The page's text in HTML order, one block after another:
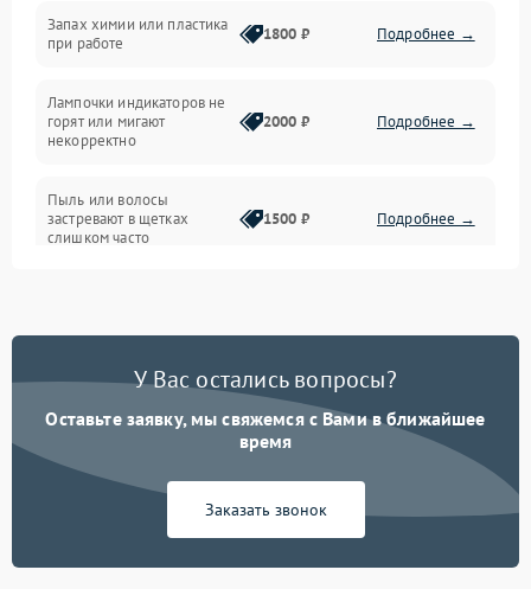
Батарея
Программные сбои
Запах химии или пластика
при работе
1800 ₽ Подробнее →
Лампочки индикаторов не
горят или мигают
некорректно
2000 ₽ Подробнее →
Пыль или волосы
застревают в щетках
слишком часто
1500 ₽ Подробнее →
У Вас остались вопросы?
Оставьте заявку, мы свяжемся с Вами в ближайшее
время
Заказать звонок